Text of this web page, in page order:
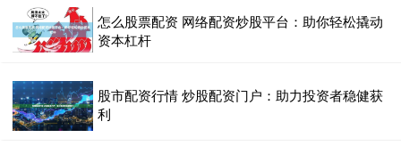
怎么股票配资 网络配资炒股平台：助你轻松撬动
资本杠杆
股市配资行情 炒股配资门户：助力投资者稳健获
利